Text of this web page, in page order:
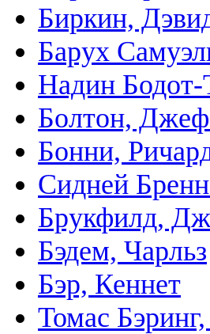
Биркин,
Барух
Надин Бодот-
Болтон,
Бонни,
Сидней
Брукфилд,
Бэдем, Чарльз
Бэр, Кеннет
Томас